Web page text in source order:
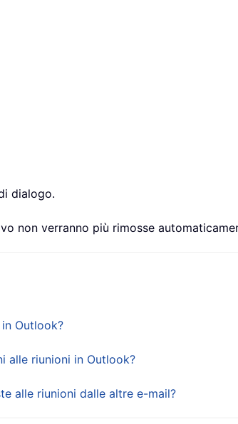
dialogo.
non verranno più rimosse
Outlook?
alle riunioni in Outlook?
alle riunioni dalle altre e-mail?